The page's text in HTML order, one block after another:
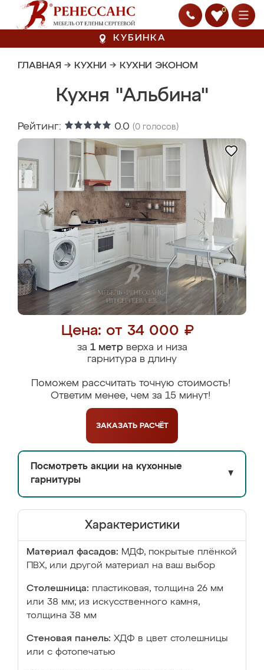
0
КУБИНКА
ГЛАВНАЯ → КУХНИ → КУХНИ ЭКОНОМ
Кухня "Альбина"
Рейтинг: 0.0 (0 голосов)
Цена: от 34 000 ₽
за 1 метрверха и низа
гарнитура в длину
Поможем рассчитать точную стоимость!
Ответим менее, чем за 15 минут!
ЗАКАЗАТЬ РАСЧЁТ
Посмотреть акции на кухонные
гарнитуры
▼
Характеристики
Материал фасадов: МДФ, покрытые плёнкой
ПВХ, или другой материал на ваш выбор
Столешница: пластиковая, толщина 26 мм
или 38 мм; из искусственного камня,
толщина 38 мм
Стеновая панель: ХДФ в цвет столешницы
или с фотопечатью